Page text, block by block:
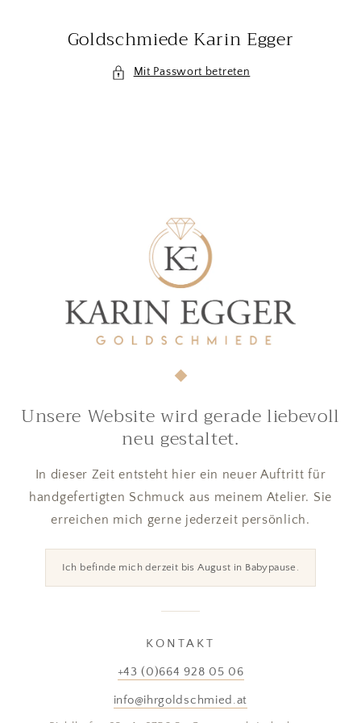
Goldschmiede Karin Egger
Mit Passwort betreten
Unsere Website wird gerade liebevoll
neu gestaltet.
In dieser Zeit entsteht hier ein neuer Auftritt für
handgefertigten Schmuck aus meinem Atelier. Sie
erreichen mich gerne jederzeit persönlich.
Ich befinde mich derzeit bis August in Babypause.
KONTAKT
+43 (0)664 928 05 06
info@ihrgoldschmied.at